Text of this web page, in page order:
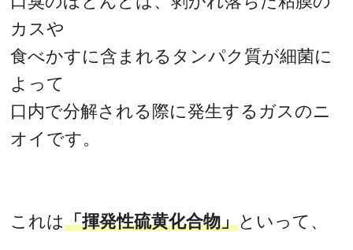
カスや
食べかすに含まれるタンパク質が細菌に
よって
口内で分解される際に発生するガスのニ
オイです。
これは「揮発性硫黄化合物」といって、